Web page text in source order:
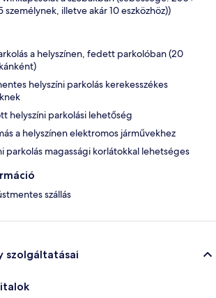
személynek, illetve akár 10 eszközhöz))
a helyszínen, fedett parkolóban (20
helyszíni parkolás kerekesszékes
helyszíni parkolási lehetőség
a helyszínen elektromos járművekhez
parkolás magassági korlátokkal lehetséges
szállás
szolgáltatásai